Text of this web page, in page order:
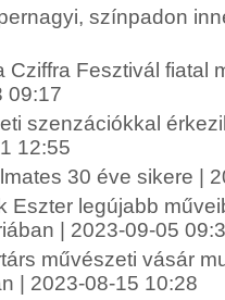
színpadon
Cziffra Fesztivál fiatal
09:17
szenzációkkal
12:55
30 éve sikere |
Eszter legújabb
| 2023-09-05
művészeti vásár
| 2023-08-15 10:28